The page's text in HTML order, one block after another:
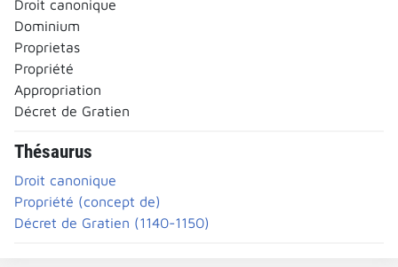
Droit canonique
Dominium
Proprietas
Propriété
Appropriation
Décret de Gratien
Thésaurus
Droit canonique
Propriété (concept de)
Décret de Gratien (1140-1150)